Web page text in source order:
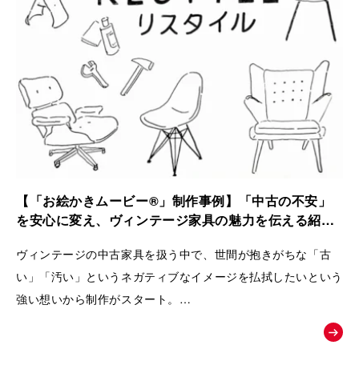
【「お絵かきムービー®」制作事例】「中古の不安」
を安心に変え、ヴィンテージ家具の魅力を伝える紹介
ヴィンテージの中古家具を扱う中で、世間が抱きがちな「古
い」「汚い」というネガティブなイメージを払拭したいという
強い想いから制作がスタート。
徹底したメンテナンスによって生まれる「新品以上の価値」